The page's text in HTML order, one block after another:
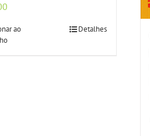
ao
Detalhes